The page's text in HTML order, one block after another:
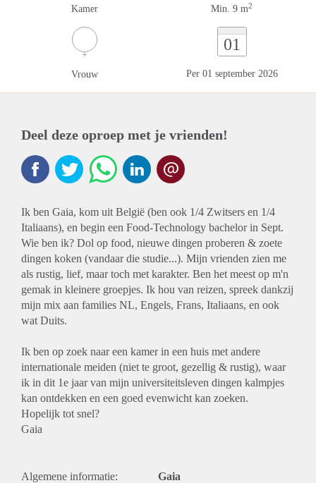
Kamer Min. 9 m2
Vrouw
01
Per 01 september 2026
Deel deze oproep met je vrienden!
Ik ben Gaia, kom uit België (ben ook 1/4 Zwitsers en 1/4
Italiaans), en begin een Food-Technology bachelor in Sept.
Wie ben ik? Dol op food, nieuwe dingen proberen & zoete
dingen koken (vandaar die studie...). Mijn vrienden zien me
als rustig, lief, maar toch met karakter. Ben het meest op m'n
gemak in kleinere groepjes. Ik hou van reizen, spreek dankzij
mijn mix aan families NL, Engels, Frans, Italiaans, en ook
wat Duits.
Ik ben op zoek naar een kamer in een huis met andere
internationale meiden (niet te groot, gezellig & rustig), waar
ik in dit 1e jaar van mijn universiteitsleven dingen kalmpjes
kan ontdekken en een goed evenwicht kan zoeken.
Hopelijk tot snel?
Gaia
Algemene informatie: Gaia